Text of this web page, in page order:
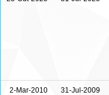
2-Mar-2010 31-Jul-2009